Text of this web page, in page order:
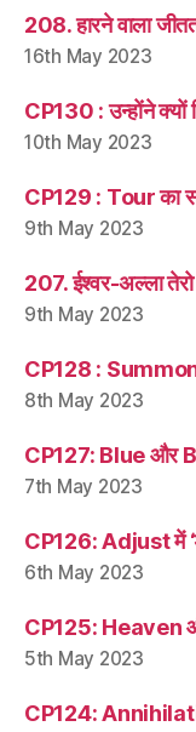
208. हारने वाला
16th May 2023
CP130 : उन्होंने
10th May 2023
CP129 : Tour का
9th May 2023
207. ईश्वर-अल्ला
9th May 2023
CP128 :
8th May 2023
CP127: Blue और
7th May 2023
CP126: Adjust में
6th May 2023
CP125: Heaven
5th May 2023
CP124: